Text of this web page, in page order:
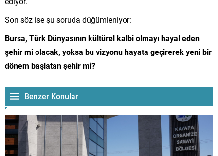
Son söz ise şu soruda düğümleniyor:
Bursa, Türk Dünyasının kültürel kalbi olmayı hayal eden
şehir mi olacak, yoksa bu vizyonu hayata geçirerek yeni bir
dönem başlatan şehir mi?
Benzer Konular